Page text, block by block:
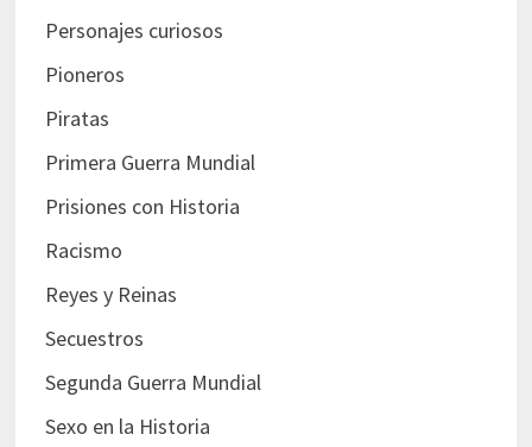
Personajes curiosos
Pioneros
Piratas
Primera Guerra Mundial
Prisiones con Historia
Racismo
Reyes y Reinas
Secuestros
Segunda Guerra Mundial
Sexo en la Historia